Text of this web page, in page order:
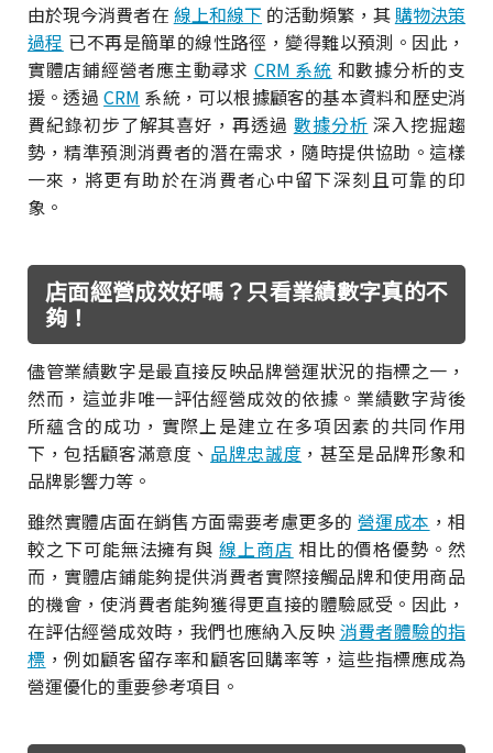
由於現今消費者在 線上和線下 的活動頻繁，其購物決策
過程 已不再是簡單的線性路徑，變得難以預測。因此，
實體店鋪經營者應主動尋求 CRM 系統 和數據分析的支
援。透過CRM 系統，可以根據顧客的基本資料和歷史消
費紀錄初步了解其喜好，再透過 數據分析 深入挖掘趨
勢，精準預測消費者的潛在需求，隨時提供協助。這樣
一來，將更有助於在消費者心中留下深刻且可靠的印
象。
店面經營成效好嗎？只看業績數字真的不
夠！
儘管業績數字是最直接反映品牌營運狀況的指標之一，
然而，這並非唯一評估經營成效的依據。業績數字背後
所蘊含的成功，實際上是建立在多項因素的共同作用
下，包括顧客滿意度、 品牌忠誠度 ，甚至是品牌形象和
品牌影響力等。
雖然實體店面在銷售方面需要考慮更多的 營運成本 ，相
較之下可能無法擁有與線上商店 相比的價格優勢。然
而，實體店鋪能夠提供消費者實際接觸品牌和使用商品
的機會，使消費者能夠獲得更直接的體驗感受。因此，
在評估經營成效時，我們也應納入反映 消費者體驗的指
標 ，例如顧客留存率和顧客回購率等，這些指標應成為
營運優化的重要參考項目。